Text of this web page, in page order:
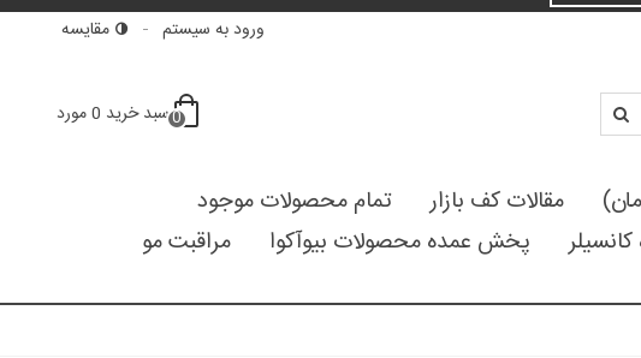
ورود به سیستم مقایسه
0سبد خرید 0مورد
مقالات کف بازار
تمام محصولات موجود
پخش عمده محصولات بیوآکوا
مراقبت مو